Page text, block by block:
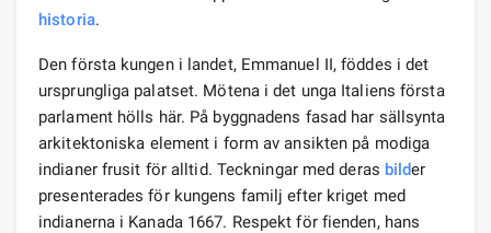
historia.
Den första kungen i landet, Emmanuel II, föddes i det
ursprungliga palatset. Mötena i det unga Italiens första
parlament hölls här. På byggnadens fasad har sällsynta
arkitektoniska element i form av ansikten på modiga
indianer frusit för alltid. Teckningar med deras bilder
presenterades för kungens familj efter kriget med
indianerna i Kanada 1667. Respekt för fienden, hans